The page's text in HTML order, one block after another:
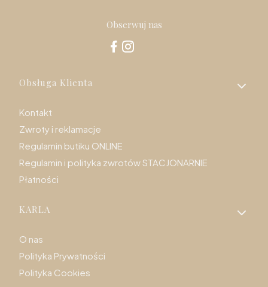
Obserwuj nas
Linki w stopce
Obsługa Klienta
Kontakt
Zwroty i reklamacje
Regulamin butiku ONLINE
Regulamin i polityka zwrotów STACJONARNIE
Płatności
KARLA
O nas
Polityka Prywatności
Polityka Cookies